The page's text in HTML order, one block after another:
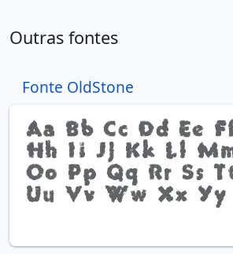
Outras fontes
Fonte OldStone